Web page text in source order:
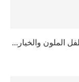
الملون والخيار...